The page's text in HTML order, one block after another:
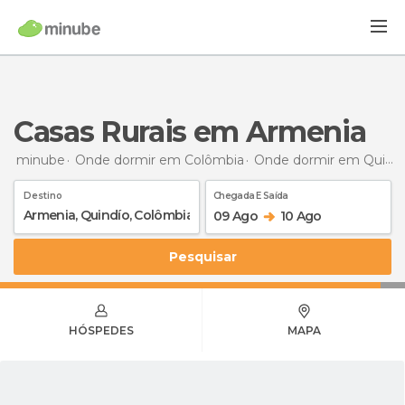
Casas Rurais em Armenia
minube Onde dormir em Colômbia Onde dormir em Quindío
Destino Chegada E Saída
09 Ago 10 Ago
Pesquisar
HÓSPEDES MAPA